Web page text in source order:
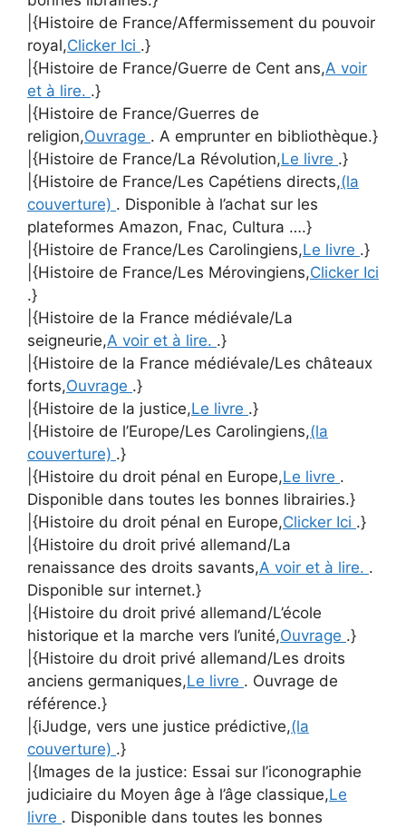
|{Histoire de France/Affermissement du pouvoir
royal,Clicker Ici .}
|{Histoire de France/Guerre de Cent ans,A voir
et à lire. .}
|{Histoire de France/Guerres de
religion,Ouvrage . A emprunter en bibliothèque.}
|{Histoire de France/La Révolution,Le livre .}
|{Histoire de France/Les Capétiens directs,(la
couverture) . Disponible à l’achat sur les
plateformes Amazon, Fnac, Cultura ….}
|{Histoire de France/Les Carolingiens,Le livre .}
|{Histoire de France/Les Mérovingiens,Clicker Ici
.}
|{Histoire de la France médiévale/La
seigneurie,A voir et à lire. .}
|{Histoire de la France médiévale/Les châteaux
forts,Ouvrage .}
|{Histoire de la justice,Le livre .}
|{Histoire de l’Europe/Les Carolingiens,(la
couverture) .}
|{Histoire du droit pénal en Europe,Le livre .
Disponible dans toutes les bonnes librairies.}
|{Histoire du droit pénal en Europe,Clicker Ici .}
|{Histoire du droit privé allemand/La
renaissance des droits savants,A voir et à lire. .
Disponible sur internet.}
|{Histoire du droit privé allemand/L’école
historique et la marche vers l’unité,Ouvrage .}
|{Histoire du droit privé allemand/Les droits
anciens germaniques,Le livre . Ouvrage de
référence.}
|{iJudge, vers une justice prédictive,(la
couverture) .}
|{Images de la justice: Essai sur l’iconographie
judiciaire du Moyen âge à l’âge classique,Le
livre . Disponible dans toutes les bonnes